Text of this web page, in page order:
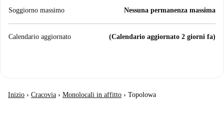
Soggiorno massimo Nessuna permanenza massima
Calendario aggiornato (Calendario aggiornato 2 giorni fa)
Inizio › Cracovia › Monolocali in affitto › Topolowa